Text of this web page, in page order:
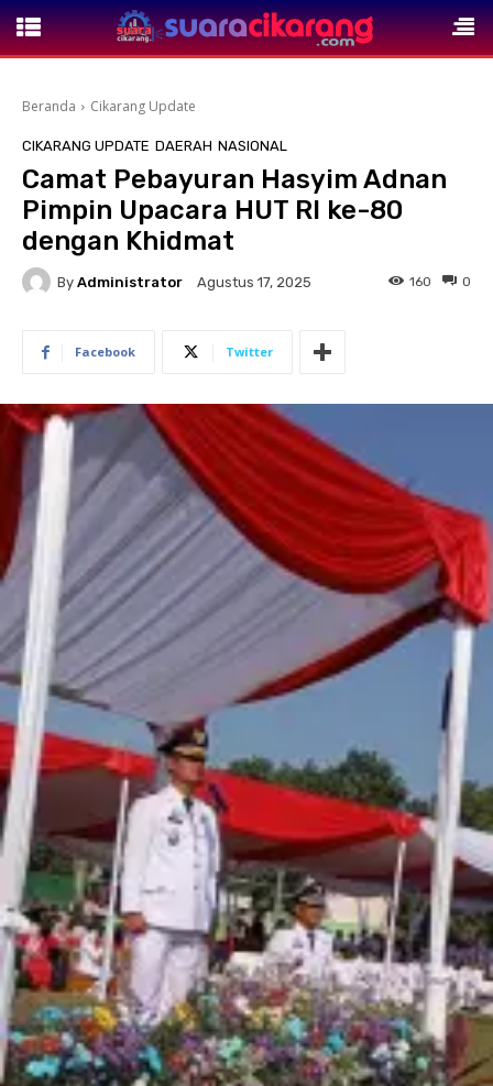
Beranda Cikarang Update
CIKARANG UPDATE DAERAH NASIONAL
Camat Pebayuran Hasyim Adnan
Pimpin Upacara HUT RI ke-80
dengan Khidmat
By Administrator Agustus 17, 2025 0
160
Facebook Twitter